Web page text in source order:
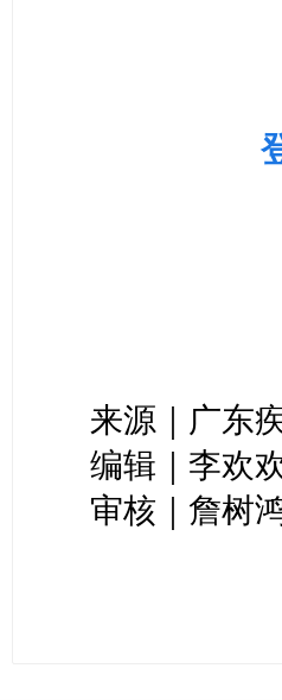
来源｜广东
编辑｜李欢
审核｜詹树